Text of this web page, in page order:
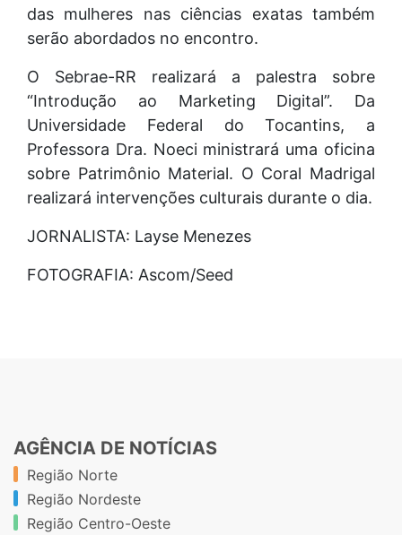
das mulheres nas ciências exatas também
serão abordados no encontro.
O Sebrae-RR realizará a palestra sobre
“Introdução ao Marketing Digital”. Da
Universidade Federal do Tocantins, a
Professora Dra. Noeci ministrará uma oficina
sobre Patrimônio Material. O Coral Madrigal
realizará intervenções culturais durante o dia.
JORNALISTA: Layse Menezes
FOTOGRAFIA: Ascom/Seed
AGÊNCIA DE NOTÍCIAS
Região Norte
Região Nordeste
Região Centro-Oeste